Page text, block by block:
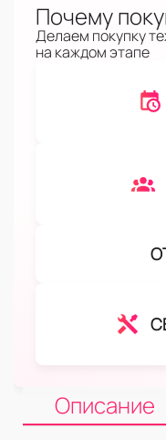
Почему
Делаем покупку
на каждом этапе
Описание